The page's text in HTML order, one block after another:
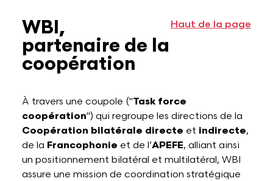
Haut de la page
WBI,
partenaire de la
coopération
À travers une coupole ("Task force
coopération") qui regroupe les directions de la
Coopération bilatérale directe et indirecte,
de la Francophonie et de l’APEFE, alliant ainsi
un positionnement bilatéral et multilatéral, WBI
assure une mission de coordination stratégique